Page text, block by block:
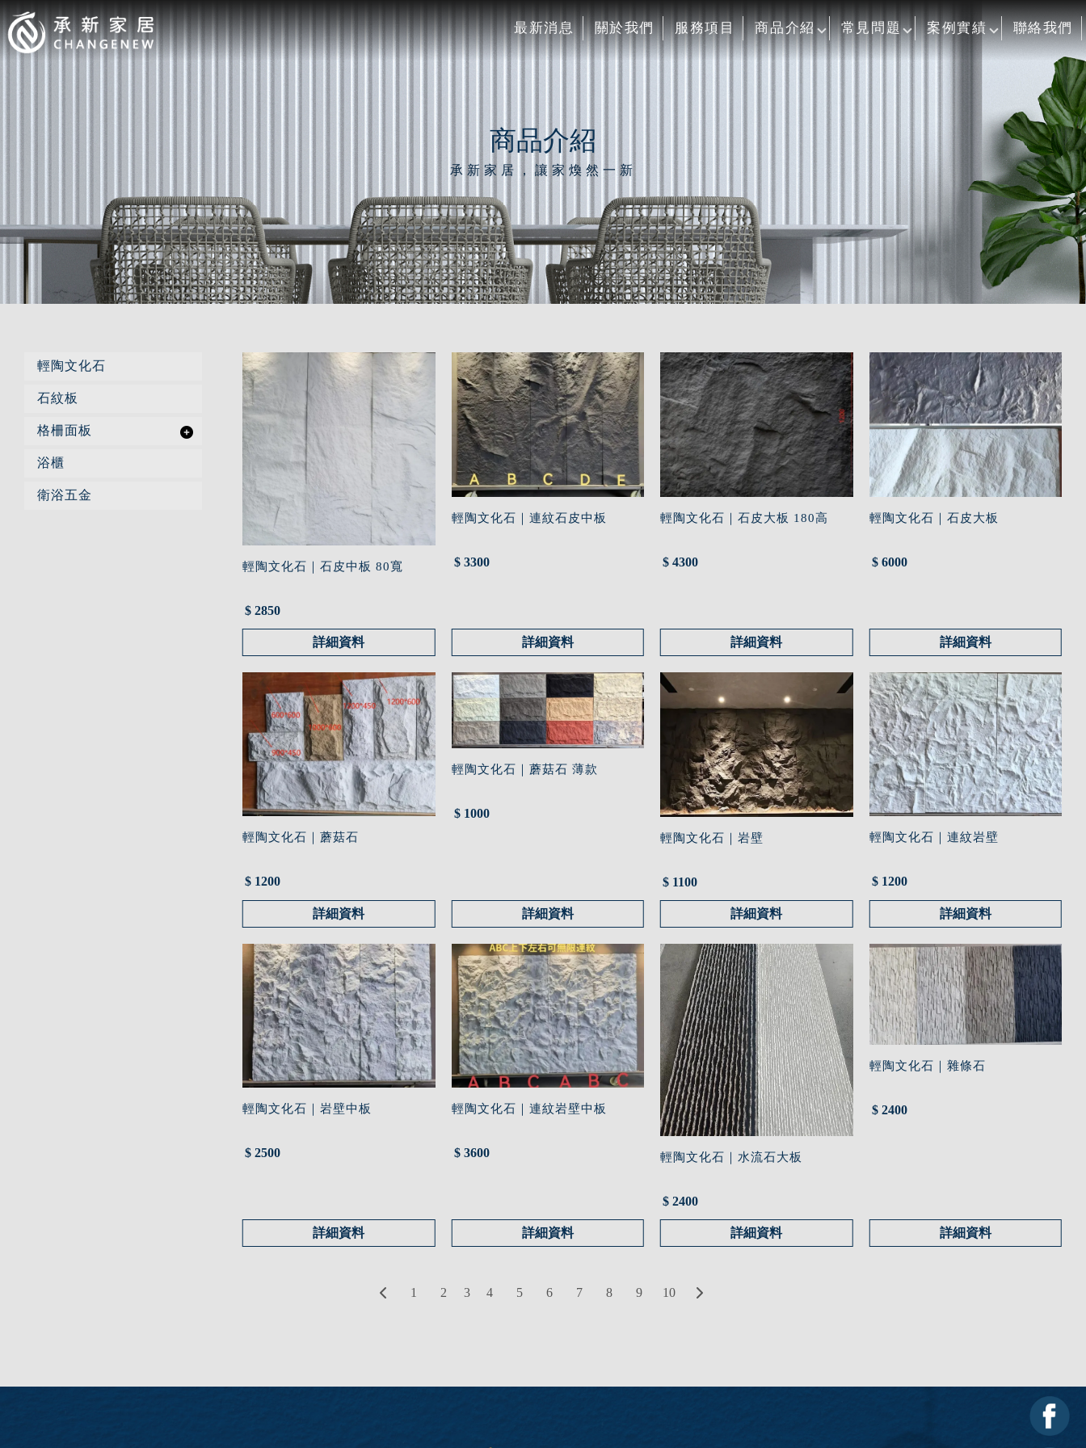
最新消息 關於我們 服務項目 商品介紹 常見問題 案例實績 聯絡我們
商品介紹
輕陶文化石
石紋板
格柵面板
浴櫃
衛浴五金
輕陶文化石｜石皮中板 80寬
$ 2850
詳細資料
輕陶文化石｜連紋石皮中板
$ 3300
詳細資料
輕陶文化石｜石皮大板 180高
$ 4300
詳細資料
輕陶文化石｜石皮大板
$ 6000
詳細資料
輕陶文化石｜蘑菇石
$ 1200
詳細資料
輕陶文化石｜蘑菇石 薄款
$ 1000
詳細資料
輕陶文化石｜岩壁
$ 1100
詳細資料
輕陶文化石｜連紋岩壁
$ 1200
詳細資料
輕陶文化石｜岩壁中板
$ 2500
詳細資料
輕陶文化石｜連紋岩壁中板
$ 3600
詳細資料
輕陶文化石｜水流石大板
$ 2400
詳細資料
輕陶文化石｜雜條石
$ 2400
詳細資料
1 2 3 4 5 6 7 8 9 10